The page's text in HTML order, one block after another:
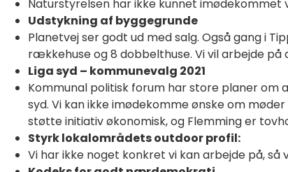
Naturstyrelsen har ikke kunnet imødekommet
Udstykning af byggegrunde
Planetvej ser godt ud med salg. Også gang i
rækkehuse og 8 dobbelthuse. Vi vil arbejde
Liga syd – kommunevalg 2021
Kommunal politisk forum har store planer om
syd. Vi kan ikke imødekomme ønske om
støtte initiativ økonomisk, og Flemming er
Styrk lokalområdets outdoor profil:
Vi har ikke noget konkret vi kan arbejde på, så